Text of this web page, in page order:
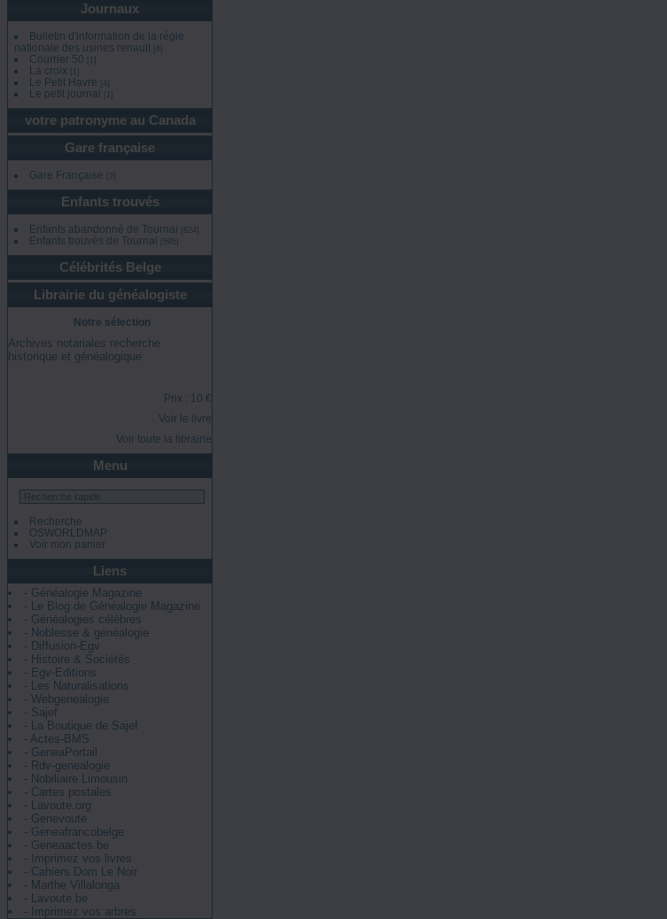
Journaux
Bulletin d'information de la régie
nationale des usines renault [6]
Courrier 50 [1]
La croix [1]
Le Petit Havre [4]
Le petit journal [1]
votre patronyme au Canada
Gare française
Gare Française [2]
Enfants trouvés
Enfants abandonné de Tournai [824]
Enfants trouvés de Tournai [595]
Célébrités Belge
Librairie du généalogiste
Notre sélection
Archives notariales recherche
historique et généalogique
Prix : 10 €
Voir le livre
Voir toute la librairie
Menu
Recherche
OSWORLDMAP
Voir mon panier
Liens
- Généalogie Magazine
- Le Blog de Généalogie Magazine
- Généalogies célèbres
- Noblesse & généalogie
- Diffusion-Egv
- Histoire & Sociétés
- Egv-Editions
- Les Naturalisations
- Webgenealogie
- Sajef
- La Boutique de Sajef
- Actes-BMS
- GeneaPortail
- Rdv-genealogie
- Nobiliaire Limousin
- Cartes postales
- Lavoute.org
- Genevoute
- Geneafrancobelge
- Geneaactes.be
- Imprimez vos livres
- Cahiers Dom Le Noir
- Marthe Villalonga
- Lavoute.be
- Imprimez vos arbres